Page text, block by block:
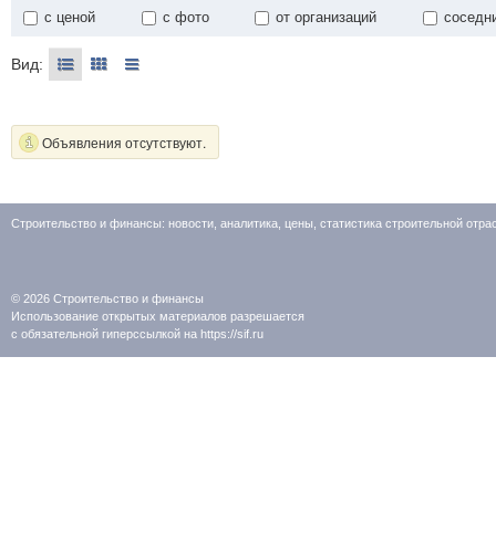
с ценой с фото от организаций
Вид:
Объявления отсутствуют.
Строительство и финансы: новости, аналитика, цены, статистика строительной
© 2026 Строительство и финансы
Использование открытых материалов разрешается
с обязательной гиперссылкой на https://sif.ru